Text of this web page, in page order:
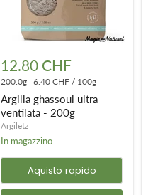
ghassoul
ultra
ventilata
200g
12.80 CHF
200.0g | 6.40 CHF / 100g
Argilla ghassoul ultra
ventilata - 200g
Argiletz
In magazzino
Aquisto rapido